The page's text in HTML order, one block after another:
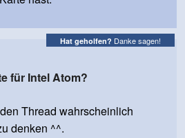
Hat geholfen? Danke sagen!
für Intel Atom?
Thread wahrscheinlich
denken ^^.